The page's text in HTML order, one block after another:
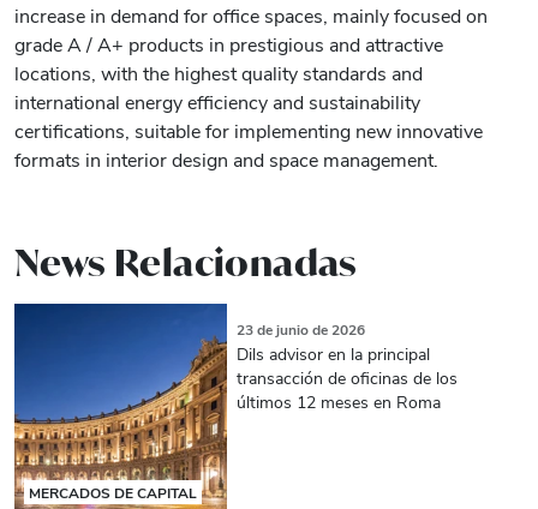
increase in demand for office spaces, mainly focused on
grade A / A+ products in prestigious and attractive
locations, with the highest quality standards and
international energy efficiency and sustainability
certifications, suitable for implementing new innovative
formats in interior design and space management.
News Relacionadas
MERCADOS DE CAPITAL
23 de junio de 2026
Dils advisor en la principal
transacción de oficinas de los
últimos 12 meses en Roma